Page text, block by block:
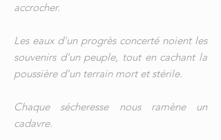
accrocher.
Les eaux d'un progrès concerté noient les
souvenirs d'un peuple, tout en cachant la
poussière d'un terrain mort et stérile.
Chaque sécheresse nous ramène un
cadavre.